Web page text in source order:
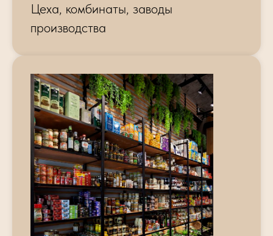
Цеха, комбинаты, заводы
производства